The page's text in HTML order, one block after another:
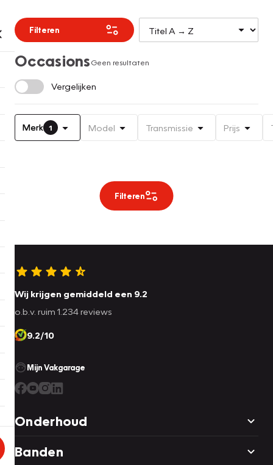
Filteren
OccasionsGeen resultaten
Vergelijken
Merk 1 Model Transmissie Prijs
Filteren
Wij krijgen gemiddeld een 9.2
o.b.v. ruim 1.234 reviews
9.2/10
Mijn Vakgarage
Onderhoud
Banden